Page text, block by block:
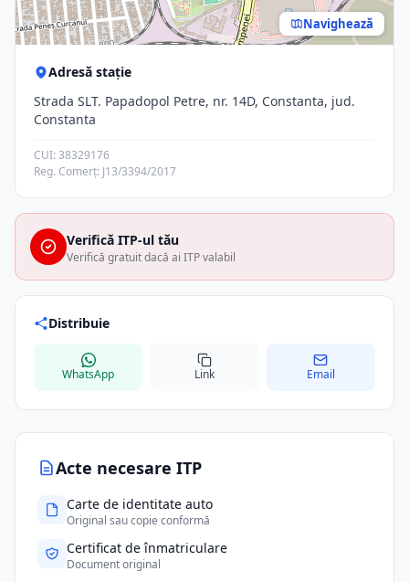
Acte necesare ITP
Carte de identitate auto
Original sau copie conformă
Certificat de înmatriculare
Document original
Navighează
Adresă stație
Strada SLT. Papadopol Petre, nr. 14D, Constanta, jud.
Constanta
CUI: 38329176
Reg. Comerț: J13/3394/2017
Verifică ITP-ul tău
Verifică gratuit dacă ai ITP valabil
Distribuie
WhatsApp Link Email